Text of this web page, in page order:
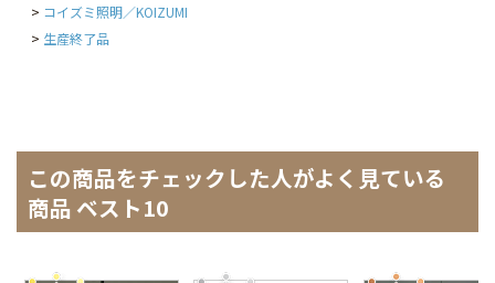
コイズミ照明／KOIZUMI
生産終了品
この商品をチェックした人がよく見ている
商品 ベスト10